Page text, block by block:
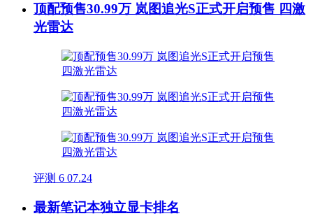
顶配预售30.99万 岚图追光S正式开启预售 四激
光雷达
评测 6 07.24
最新笔记本独立显卡排名